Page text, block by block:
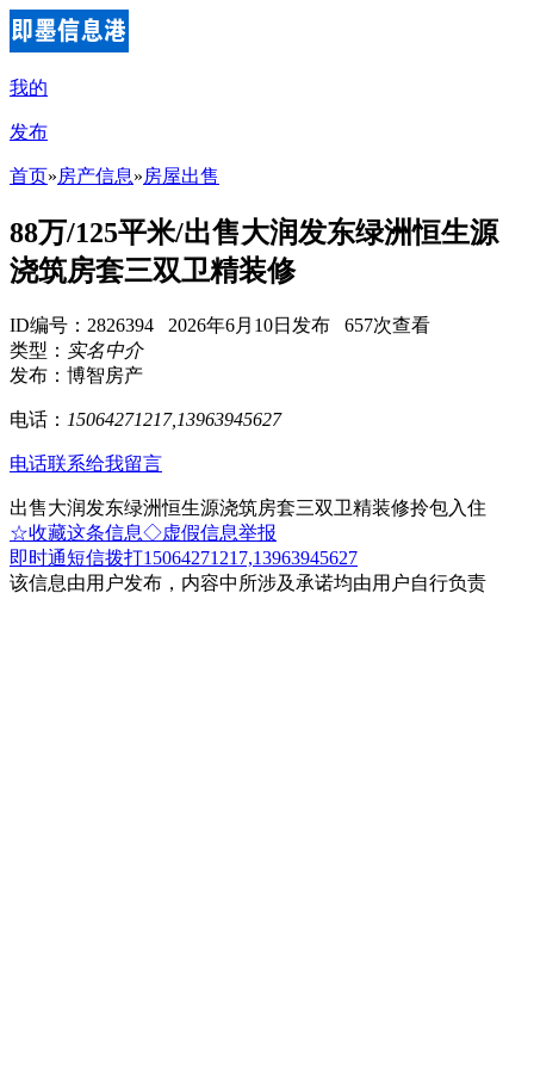
我的
发布
首页»房产信息»房屋出售
88万/125平米/出售大润发东绿洲恒生源
浇筑房套三双卫精装修
ID编号：2826394 2026年6月10日发布 657次查看
类型： 实名中介
发布：博智房产
电话： 15064271217,13963945627
电话联系给我留言
出售大润发东绿洲恒生源浇筑房套三双卫精装修拎包入住
☆收藏这条信息◇虚假信息举报
即时通短信拨打15064271217,13963945627
该信息由用户发布，内容中所涉及承诺均由用户自行负责